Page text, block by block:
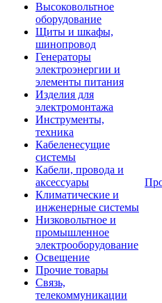
Высоковольтное
оборудование
Щиты и шкафы,
шинопровод
Генераторы
электроэнергии и
элементы питания
Изделия для
электромонтажа
Инструменты,
техника
Кабеленесущие
системы
Кабели, провода и
аксессуары
Климатические и
инженерные системы
Низковольтное и
промышленное
электрооборудование
Освещение
Прочие товары
Связь,
телекоммуникации